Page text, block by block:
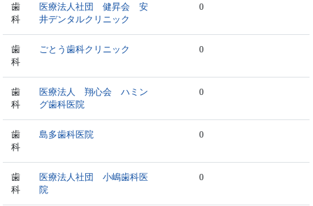
歯
科
医療法人社団 健昇会 安
井デンタルクリニック
0
歯
科
ごとう歯科クリニック 0
歯
科
医療法人 翔心会 ハミン
グ歯科医院
0
歯
科
島多歯科医院 0
歯
科
医療法人社団 小嶋歯科医
院
0